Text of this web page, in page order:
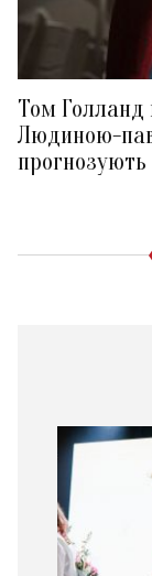
Том
Людиною-
прогнозують